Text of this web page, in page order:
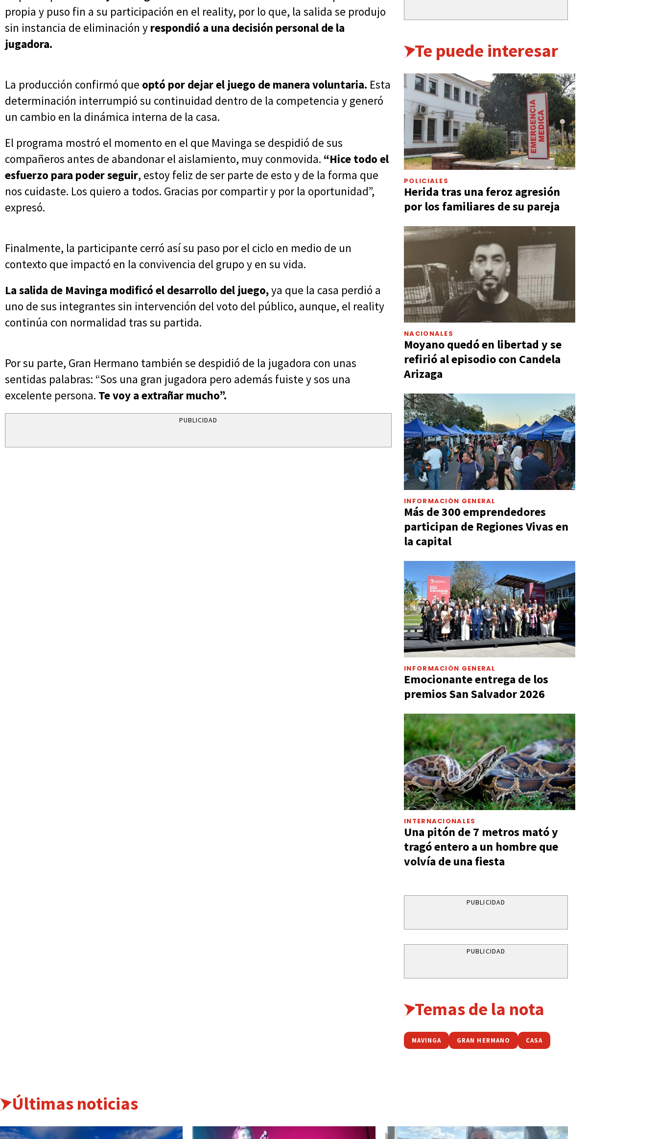
propia y puso fin a su participación en el reality, por lo que, la salida se produjo
sin instancia de eliminación y respondió a una decisión personal de la
jugadora.
La producción confirmó que optó por dejar el juego de manera voluntaria. Esta
determinación interrumpió su continuidad dentro de la competencia y generó
un cambio en la dinámica interna de la casa.
El programa mostró el momento en el que Mavinga se despidió de sus
compañeros antes de abandonar el aislamiento, muy conmovida. “Hice todo el
esfuerzo para poder seguir, estoy feliz de ser parte de esto y de la forma que
nos cuidaste. Los quiero a todos. Gracias por compartir y por la oportunidad”,
expresó.
Finalmente, la participante cerró así su paso por el ciclo en medio de un
contexto que impactó en la convivencia del grupo y en su vida.
La salida de Mavinga modificó el desarrollo del juego,ya que la casa perdió a
uno de sus integrantes sin intervención del voto del público, aunque, el reality
continúa con normalidad tras su partida.
Por su parte, Gran Hermano también se despidió de la jugadora con unas
sentidas palabras: “Sos una gran jugadora pero además fuiste y sos una
excelente persona. Te voy a extrañar mucho”.
PUBLICIDAD
Te puede interesar
POLICIALES
Herida tras una feroz agresión
por los familiares de su pareja
NACIONALES
Moyano quedó en libertad y se
refirió al episodio con Candela
Arizaga
INFORMACIÓN GENERAL
Más de 300 emprendedores
participan de Regiones Vivas en
la capital
INFORMACIÓN GENERAL
Emocionante entrega de los
premios San Salvador 2026
INTERNACIONALES
Una pitón de 7 metros mató y
tragó entero a un hombre que
volvía de una fiesta
PUBLICIDAD
PUBLICIDAD
Temas de la nota
MAVINGA GRAN HERMANO CASA
Últimas noticias